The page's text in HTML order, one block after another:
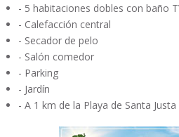
- 5 habitaciones dobles con baño
- Calefacción central
- Secador de pelo
- Salón comedor
- Parking
- Jardín
- A 1 km de la Playa de Santa Justa